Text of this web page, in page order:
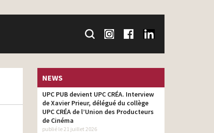
NEWS
UPC PUB devient UPC CRÉA. Interview
de Xavier Prieur, délégué du collège
UPC CRÉA de l’Union des Producteurs
de Cinéma
publié le 21 juillet 2026